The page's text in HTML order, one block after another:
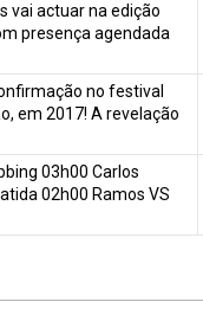
vai actuar na edição
presença agendada
no festival
em 2017! A revelação
03h00 Carlos
02h00 Ramos VS